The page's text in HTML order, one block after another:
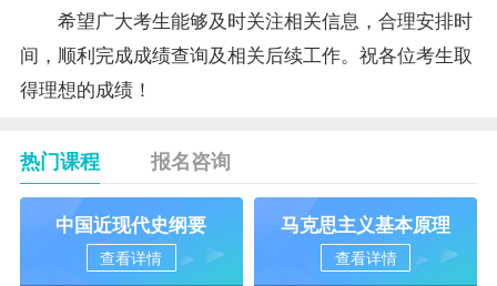
希望广大考生能够及时关注相关信息，合理安排时
间，顺利完成成绩查询及相关后续工作。祝各位考生取
得理想的成绩！
热门课程 报名咨询
中国近现代史纲要
查看详情
马克思主义基本原理
查看详情